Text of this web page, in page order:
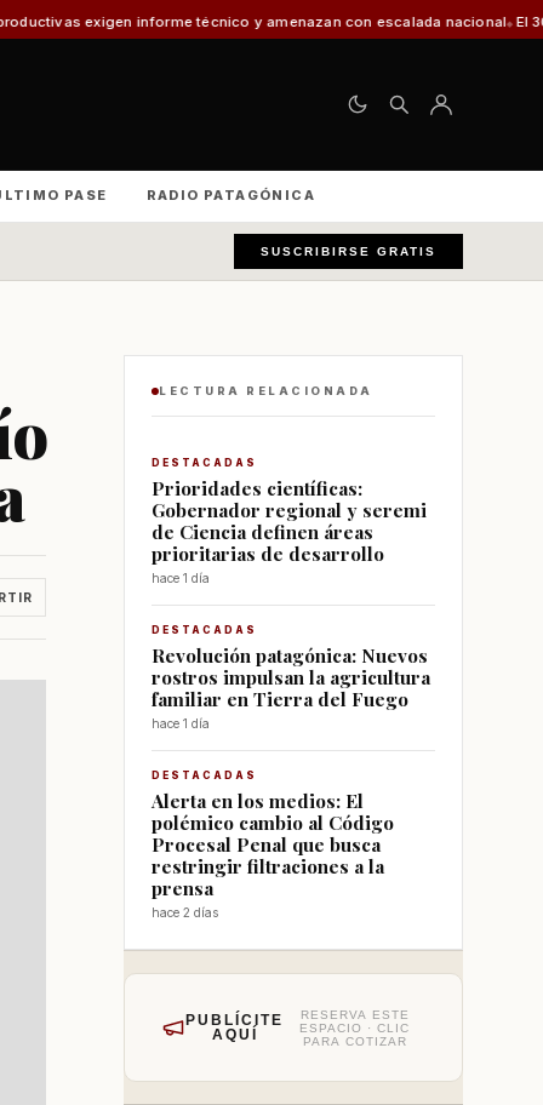
informe técnico y amenazan con escalada nacional El 30% de los
PASE RADIO PATAGÓNICA
SUSCRIBIRSE GRATIS
LECTURA RELACIONADA
DESTACADAS
Prioridades científicas:
Gobernador regional y seremi
de Ciencia definen áreas
prioritarias de desarrollo
hace 1 día
DESTACADAS
Revolución patagónica: Nuevos
rostros impulsan la agricultura
familiar en Tierra del Fuego
hace 1 día
DESTACADAS
Alerta en los medios: El
polémico cambio al Código
Procesal Penal que busca
restringir filtraciones a la
prensa
hace 2 días
PUBLÍCITE
AQUÍ
RESERVA ESTE
ESPACIO · CLIC
PARA COTIZAR